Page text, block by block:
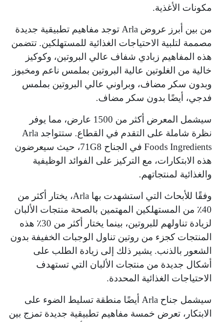
مكونات الأغذية.
من بين أبرز عروض Arla توجد مفاهيم تطبيقية جديدة
مصممة لتلبية الاحتياجات الغذائية للمستهلكين. تتضمن
هذه المفاهيم زبادي شفاف عالي البروتين، وكوكيز
خالية من الغلوتين عالية البروتين بملمس ناعم ومخبوز
وبدون سكر مضاف، وبراوني عالي البروتين بملمس
فدجي، أيضًا بدون سكر مضاف.
سيشمل المعرض أكثر من 1500 عارض، مما يوفر
نظرة شاملة على التقدم في القطاع. ستتواجد Arla
Foods Ingredients في الجناح 71G8، حيث سيعرضون
هذه الابتكارات، مع التركيز على الفوائد الوظيفية
والغذائية لمنتجاتهم.
وفقًا للأبحاث التي استشهدت بها Arla، يختار أكثر من
40٪ من المستهلكين المهتمين بالصحة منتجات الألبان
لزيادة تناولهم للبروتين، بينما يختار أكثر من 30٪ هذه
المنتجات كجزء من روتين تناول الوجبات الخفيفة بدون
الشعور بالذنب. يشير ذلك إلى زيادة الطلب على
أشكال جديدة من منتجات الألبان التي تستهدف
الاحتياجات الغذائية المحددة.
سيشمل جناح Arla أيضًا منطقة تسليط الضوء على
الابتكار، تعرض خمسة مفاهيم تطبيقية جديدة تمزج بين